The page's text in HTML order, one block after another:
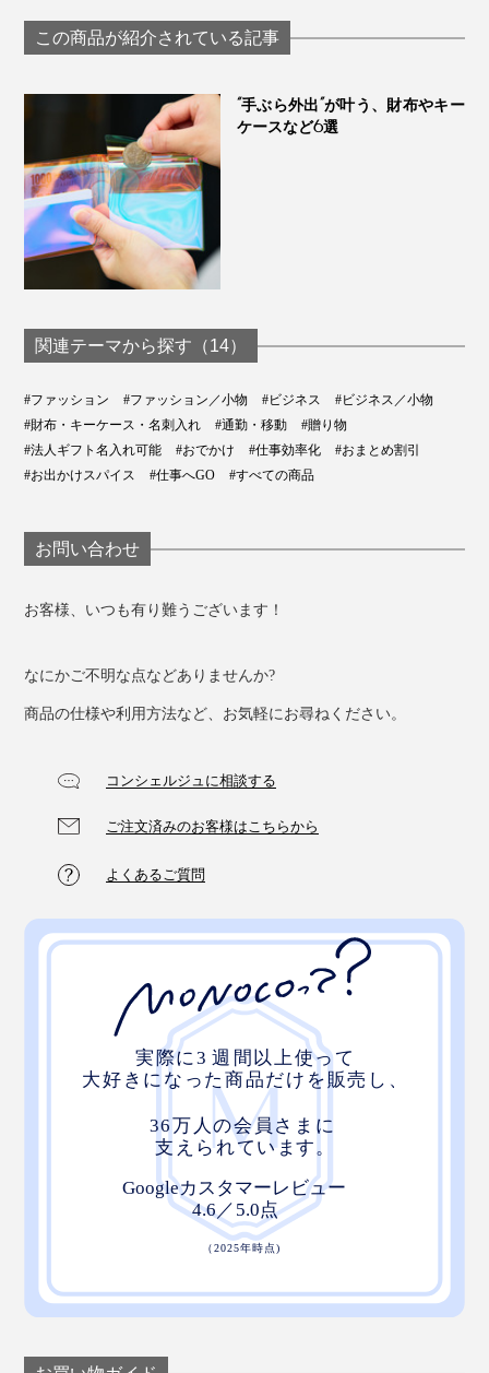
ーケース（2本
用）」｜sugata
この商品が紹介されている記事
“手ぶら外出”が叶う、財布やキー
ケースなど6選
関連テーマから探す（14）
#ファッション #ファッション／小物 #ビジネス
#ビジネス／小物
#財布・キーケース・名刺入れ
#通勤・移動
#贈り物
#法人ギフト名入れ可能
#おでかけ #仕事効率化
#おまとめ割引
#お出かけスパイス
#仕事へGO #すべての商品
お問い合わせ
お客様、いつも有り難うございます！
なにかご不明な点などありませんか?
商品の仕様や利用方法など、お気軽にお尋ねください。
コンシェルジュに相談する
ご注文済みのお客様はこちらから
よくあるご質問